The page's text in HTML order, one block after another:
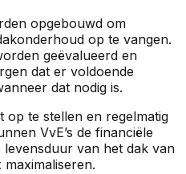
opgebouwd om
op te vangen.
geëvalueerd en
dat er voldoende
dat nodig is.
op te stellen en regelmatig
VvE’s de financiële
van het dak van